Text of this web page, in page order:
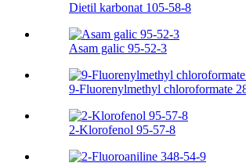
Dietil karbonat 105-58-8
Asam galic 95-52-3
9-Fluorenylmethyl chloroformate
2-Klorofenol 95-57-8